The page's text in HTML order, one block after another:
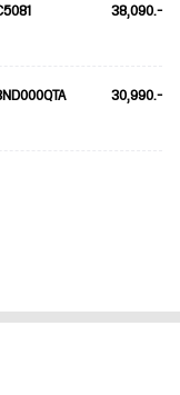
38,090.-
30,990.-